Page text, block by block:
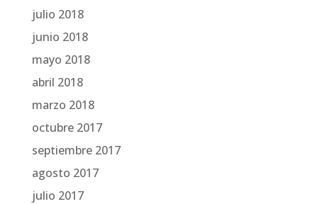
julio 2018
junio 2018
mayo 2018
abril 2018
marzo 2018
octubre 2017
septiembre 2017
agosto 2017
julio 2017